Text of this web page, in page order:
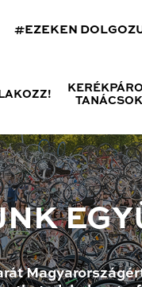
#EZEKEN
TANÁCSOK